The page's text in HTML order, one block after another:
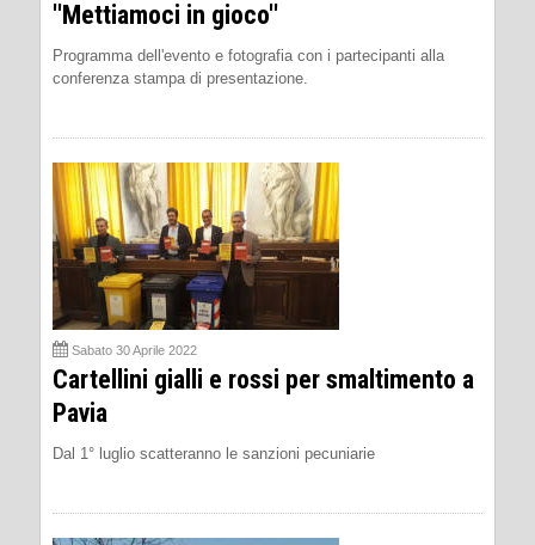
''Mettiamoci in gioco''
Programma dell'evento e fotografia con i partecipanti alla
conferenza stampa di presentazione.
Sabato 30 Aprile 2022
Cartellini gialli e rossi per smaltimento a
Pavia
Dal 1° luglio scatteranno le sanzioni pecuniarie